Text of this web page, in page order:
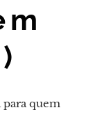
para quem